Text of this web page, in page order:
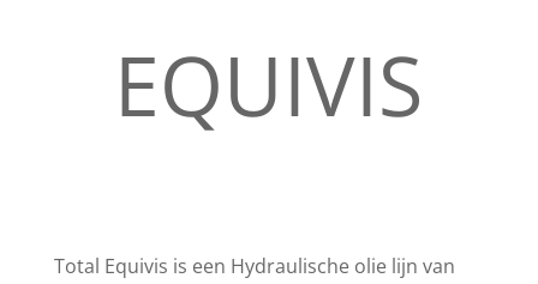
EQUIVIS
Total Equivis is een Hydraulische olie lijn van